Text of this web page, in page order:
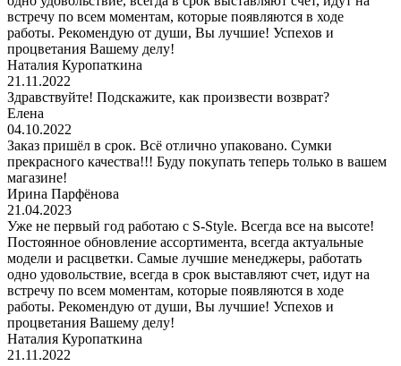
встречу по всем моментам, которые появляются в ходе
работы. Рекомендую от души, Вы лучшие! Успехов и
процветания Вашему делу!
Наталия Куропаткина
21.11.2022
Здравствуйте! Подскажите, как произвести возврат?
Елена
04.10.2022
Заказ пришёл в срок. Всё отлично упаковано. Сумки
прекрасного качества!!! Буду покупать теперь только в вашем
магазине!
Ирина Парфёнова
21.04.2023
Уже не первый год работаю с S-Style. Всегда все на высоте!
Постоянное обновление ассортимента, всегда актуальные
модели и расцветки. Самые лучшие менеджеры, работать
одно удовольствие, всегда в срок выставляют счет, идут на
встречу по всем моментам, которые появляются в ходе
работы. Рекомендую от души, Вы лучшие! Успехов и
процветания Вашему делу!
Наталия Куропаткина
21.11.2022